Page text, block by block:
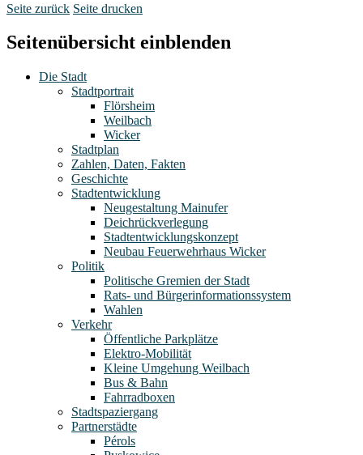
Seite zurück Seite drucken
Seitenübersicht einblenden
Die Stadt
Stadtportrait
Flörsheim
Weilbach
Wicker
Stadtplan
Zahlen, Daten, Fakten
Geschichte
Stadtentwicklung
Neugestaltung Mainufer
Deichrückverlegung
Stadtentwicklungskonzept
Neubau Feuerwehrhaus Wicker
Politik
Politische Gremien der Stadt
Rats- und Bürgerinformationssystem
Wahlen
Verkehr
Öffentliche Parkplätze
Elektro-Mobilität
Kleine Umgehung Weilbach
Bus & Bahn
Fahrradboxen
Stadtspaziergang
Partnerstädte
Pérols